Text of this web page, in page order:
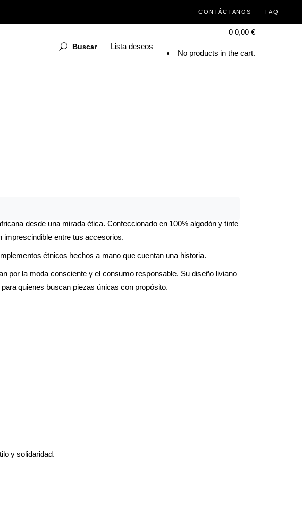
CONTÁCTANOS FAQ
Buscar Lista deseos
0 0,00 €
No products in the cart.
desde una mirada ética. Confeccionado en 100% algodón y tinte
imprescindible entre tus accesorios.
étnicos hechos a mano que cuentan una historia.
por la moda consciente y el consumo responsable. Su diseño liviano
quienes buscan piezas únicas con propósito.